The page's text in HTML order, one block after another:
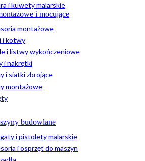
i kuwety malarskie
i mocujące
montażowe
i kotwy
i listwy wykończeniowe
i nakrętki
i siatki zbrojące
montażowe
budowlane
i pistolety malarskie
i osprzęt do maszyn